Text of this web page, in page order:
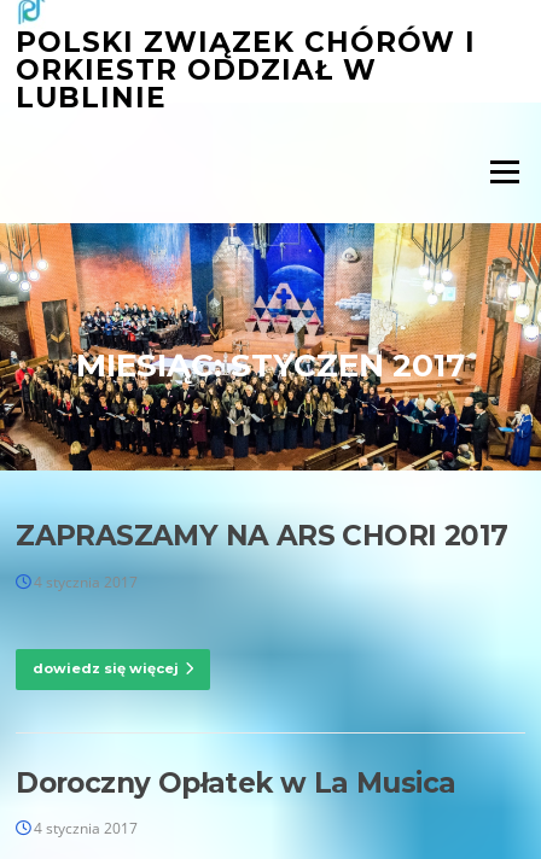
Przejdź
treści
POLSKI ZWIĄZEK CHÓRÓW I
ORKIESTR ODDZIAŁ W
LUBLINIE
Menu
MIESIĄC:STYCZEŃ 2017
ZAPRASZAMY NA ARS CHORI 2017
4 stycznia 2017
dowiedz się więcej
Doroczny Opłatek w La Musica
4 stycznia 2017